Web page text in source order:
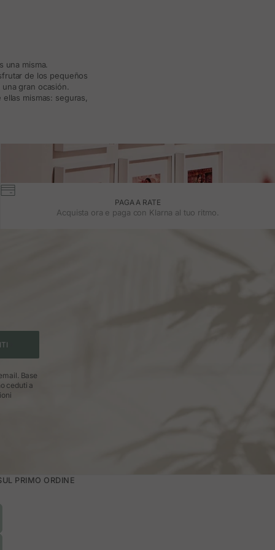
misma.
de los pequeños
gran ocasión.
mismas: seguras,
PAGA A RATE
Acquista ora e paga con Klarna al tuo ritmo.
Base
ceduti a
PRIMO ORDINE